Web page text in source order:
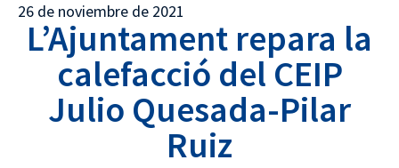
26 de noviembre de 2021
L’Ajuntament repara la
calefacció del CEIP
Julio Quesada-Pilar
Ruiz